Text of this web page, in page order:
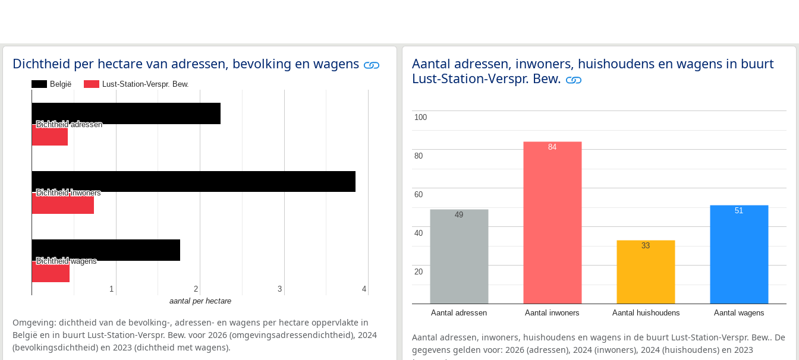
Dichtheid per hectare van adressen, bevolking en wagens
België Lust-Station-Verspr. Bew.
1
1 2
2 3
3 4
4
Dichtheid adressen
Dichtheid adressen
Dichtheid inwoners
Dichtheid inwoners
Dichtheid wagens
Dichtheid wagens
aantal per hectare
Omgeving: dichtheid van de bevolking-, adressen- en wagens per hectare oppervlakte in
België en in buurt Lust-Station-Verspr. Bew. voor 2026 (omgevingsadressendichtheid), 2024
(bevolkingsdichtheid) en 2023 (dichtheid met wagens).
Aantal adressen, inwoners, huishoudens en wagens in buurt
Lust-Station-Verspr. Bew.
Aantal adressen Aantal inwoners Aantal huishoudens Aantal wagens
20
20
40
40
60
60
80
80
100
100
49
84
33
51
Aantal adressen, inwoners, huishoudens en wagens in de buurt Lust-Station-Verspr. Bew.. De
gegevens gelden voor: 2026 (adressen), 2024 (inwoners), 2024 (huishoudens) en 2023